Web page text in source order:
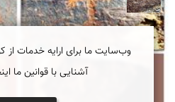
وب‌سایت ما برای ارایه خدمات از
آشنایی با قوانین ما